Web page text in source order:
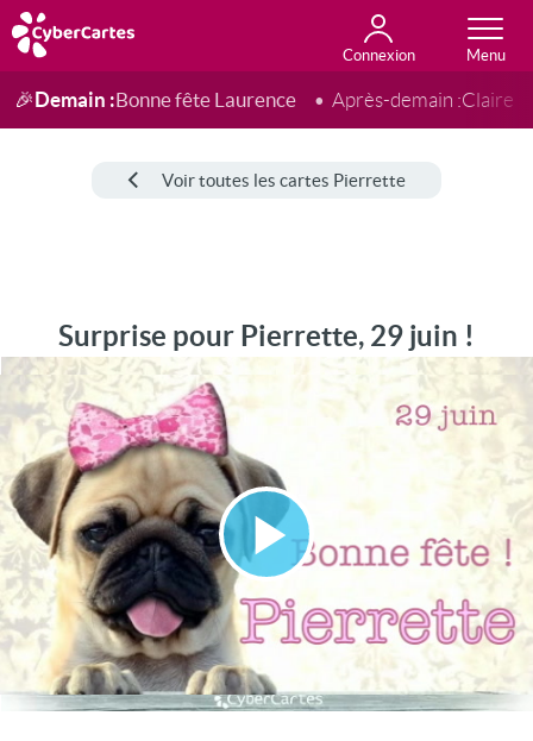
Connexion
Anniversaire
Fête du jour
Amour
Amitié
Merci
Toutes les cartes
🎉Demain :Bonne fête Laurence Après-demain :Claire
Voir toutes les cartes Pierrette
Surprise pour Pierrette, 29 juin !
Lire
la